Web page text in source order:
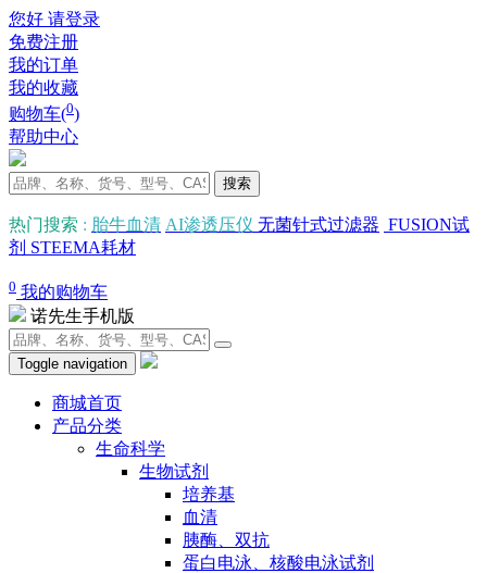
您好 请登录
免费注册
我的订单
我的收藏
购物车(0)
帮助中心
搜索
热门搜索 : 胎牛血清 AI渗透压仪 无菌针式过滤器 FUSION试
剂 STEEMA耗材
0 我的购物车
诺先生手机版
Toggle navigation
商城首页
产品分类
生命科学
生物试剂
培养基
血清
胰酶、双抗
蛋白电泳、核酸电泳试剂